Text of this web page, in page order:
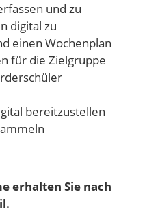
und zu
digital zu
einen Wochenplan
für die Zielgruppe
bereitzustellen
erhalten Sie nach